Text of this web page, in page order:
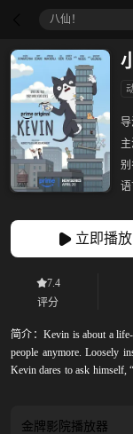
八仙！
导
主
别
语
立即播放
7.4
评分
简介：Kevin is about a
people anymore. Loosely
Kevin dares to ask himself,
金牌影院播放器